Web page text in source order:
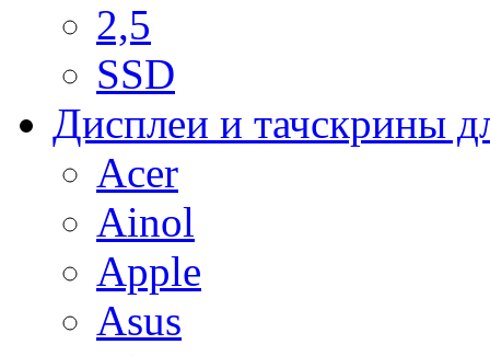
2,5
SSD
Дисплеи и тачскрины
Acer
Ainol
Apple
Asus